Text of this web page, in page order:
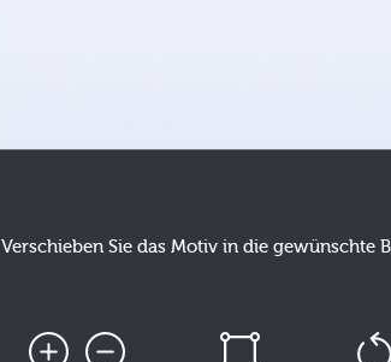
Verschieben Sie das Motiv in die gewünschte